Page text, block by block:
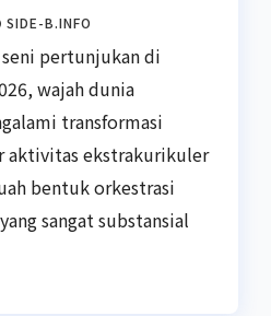
SIDE-B.INFO
pertunjukan di
wajah dunia
transformasi
aktivitas ekstrakurikuler
bentuk orkestrasi
sangat substansial